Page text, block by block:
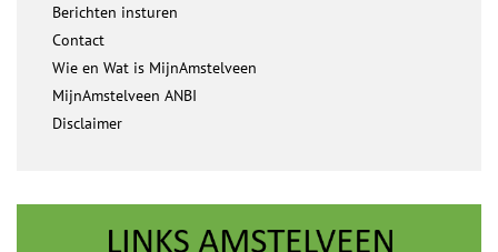
Berichten insturen
Contact
Wie en Wat is MijnAmstelveen
MijnAmstelveen ANBI
Disclaimer